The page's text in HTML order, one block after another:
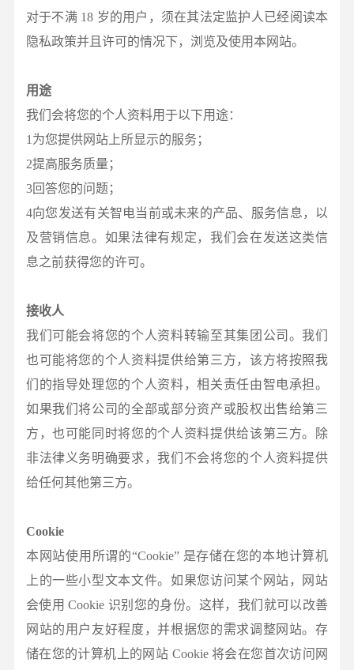
对于不满 18 岁的用户，须在其法定监护人已经阅读本
隐私政策并且许可的情况下，浏览及使用本网站。
用途
我们会将您的个人资料用于以下用途：
1为您提供网站上所显示的服务；
2提高服务质量；
3回答您的问题；
4向您发送有关智电当前或未来的产品、服务信息，以
及营销信息。如果法律有规定，我们会在发送这类信
息之前获得您的许可。
接收人
我们可能会将您的个人资料转输至其集团公司。我们
也可能将您的个人资料提供给第三方，该方将按照我
们的指导处理您的个人资料，相关责任由智电承担。
如果我们将公司的全部或部分资产或股权出售给第三
方，也可能同时将您的个人资料提供给该第三方。除
非法律义务明确要求，我们不会将您的个人资料提供
给任何其他第三方。
Cookie
本网站使用所谓的“Cookie” 是存储在您的本地计算机
上的一些小型文本文件。如果您访问某个网站，网站
会使用 Cookie 识别您的身份。这样，我们就可以改善
网站的用户友好程度，并根据您的需求调整网站。存
储在您的计算机上的网站 Cookie 将会在您首次访问网